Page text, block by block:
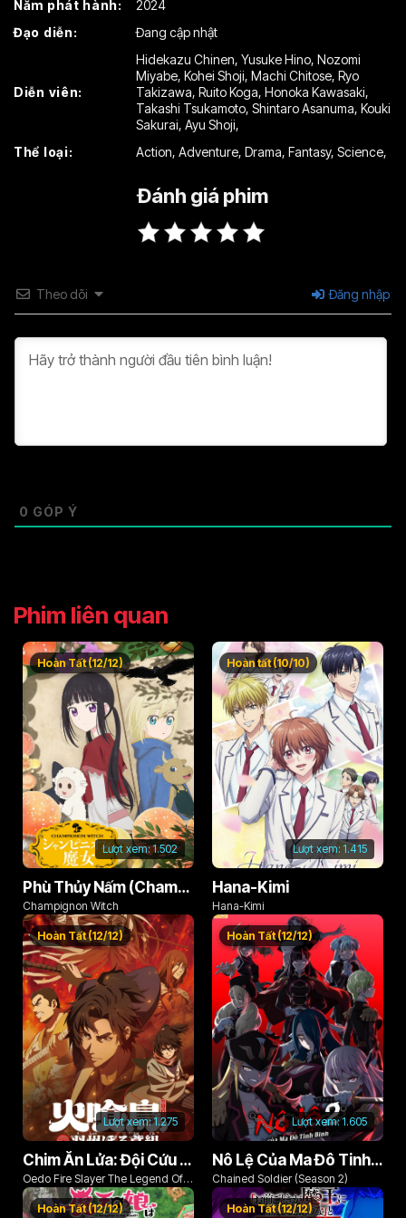
Tập 16
Tập 22 Tập 23 Tập 24
Tập 26
Tập 28 Tập 29 Tập 30
Tập 32
Tập 35
Tập 40 Tập 42
Tập 43 Tập 44 Tập 45
Năm phát hành:
2024
Đạo diễn:
Đang cập nhật
Diễn viên:
Hidekazu Chinen, Yusuke Hino, Nozomi
Miyabe, Kohei Shoji, Machi Chitose, Ryo
Takizawa, Ruito Koga, Honoka Kawasaki,
Takashi Tsukamoto, Shintaro Asanuma, Kouki
Sakurai, Ayu Shoji,
Thể loại:
Action, Adventure, Drama, Fantasy, Science,
Đánh giá phim
Theo dõi Đăng nhập
0 GÓP Ý
Phim liên quan
Lượt xem:1.502
Hoàn Tất (12/12)
Phù Thủy Nấm (Champignon no Majo)
Champignon Witch
Lượt xem: 1.415
Hoàn tất (10/10)
Hana-Kimi
Hana-Kimi
Lượt xem:1.275
Hoàn Tất (12/12)
Chim Ăn Lửa: Đội Cứu Hỏa Rách Rưới Vùng Ushu
Oedo Fire Slayer The Legend Of
Phoenix
Lượt xem:1.605
Hoàn Tất (12/12)
Nô Lệ Của Ma Đô Tinh Binh (Phần 2)
Chained Soldier (Season 2)
Hoàn Tất (12/12) Hoàn Tất (12/12)